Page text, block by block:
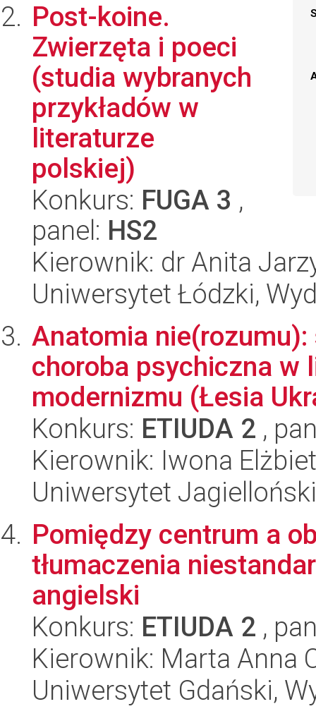
Post-koine.
Zwierzęta i poeci
(studia wybranych
przykładów w
literaturze
polskiej)
Konkurs: FUGA 3 ,
panel: HS2
Kierownik: dr Anita
Uniwersytet Łódzki,
Anatomia
choroba psychiczna w
modernizmu (Łesia
Konkurs: ETIUDA 2 ,
Kierownik: Iwona
Uniwersytet
Pomiędzy centrum a
tłumaczenia
angielski
Konkurs: ETIUDA 2 ,
Kierownik: Marta Anna
Uniwersytet Gdański,